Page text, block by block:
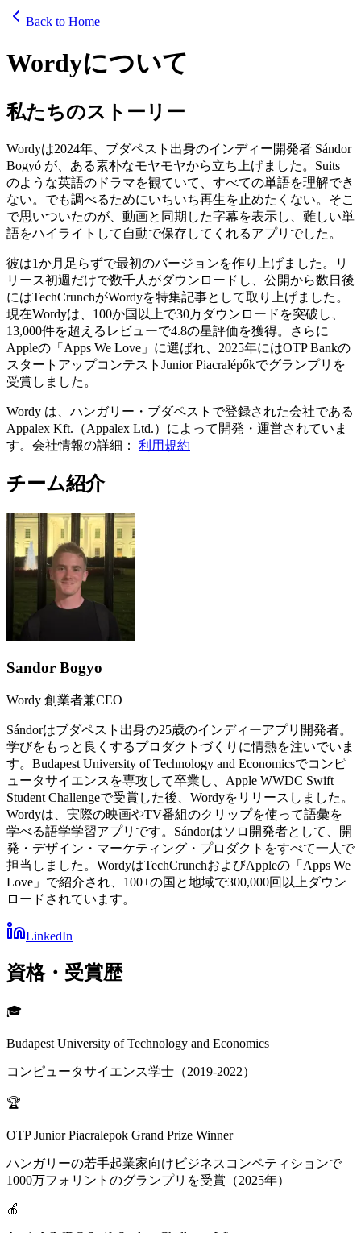
Back to Home
Wordyについて
私たちのストーリー
Wordyは2024年、ブダペスト出身のインディー開発者 Sándor
Bogyó が、ある素朴なモヤモヤから立ち上げました。Suits
のような英語のドラマを観ていて、すべての単語を理解でき
ない。でも調べるためにいちいち再生を止めたくない。そこ
で思いついたのが、動画と同期した字幕を表示し、難しい単
語をハイライトして自動で保存してくれるアプリでした。
彼は1か月足らずで最初のバージョンを作り上げました。リ
リース初週だけで数千人がダウンロードし、公開から数日後
にはTechCrunchがWordyを特集記事として取り上げました。
現在Wordyは、100か国以上で30万ダウンロードを突破し、
13,000件を超えるレビューで4.8の星評価を獲得。さらに
Appleの「Apps We Love」に選ばれ、2025年にはOTP Bankの
スタートアップコンテストJunior Piacralépőkでグランプリを
受賞しました。
Wordy は、ハンガリー・ブダペストで登録された会社である
Appalex Kft.（Appalex Ltd.）によって開発・運営されていま
す。会社情報の詳細：
利用規約
チーム紹介
Sandor Bogyo
Wordy 創業者兼CEO
Sándorはブダペスト出身の25歳のインディーアプリ開発者。
学びをもっと良くするプロダクトづくりに情熱を注いでいま
す。Budapest University of Technology and Economicsでコンピ
ュータサイエンスを専攻して卒業し、Apple WWDC Swift
Student Challengeで受賞した後、Wordyをリリースしました。
Wordyは、実際の映画やTV番組のクリップを使って語彙を
学べる語学学習アプリです。Sándorはソロ開発者として、開
発・デザイン・マーケティング・プロダクトをすべて一人で
担当しました。WordyはTechCrunchおよびAppleの「Apps We
Love」で紹介され、100+の国と地域で300,000回以上ダウン
ロードされています。
LinkedIn
資格・受賞歴
🎓
Budapest University of Technology and Economics
コンピュータサイエンス学士（2019-2022）
🏆
OTP Junior Piacralepok Grand Prize Winner
ハンガリーの若手起業家向けビジネスコンペティションで
1000万フォリントのグランプリを受賞（2025年）
🍎